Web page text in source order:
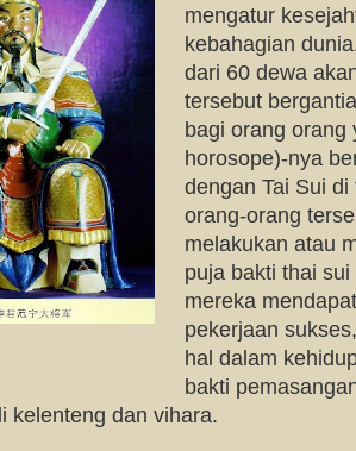
mengatur
kebahagian
dari 60 dewa
tersebut
bagi orang orang
horosope)-nya
dengan Tai Sui
orang-orang
melakukan atau
puja bakti thai
mereka
pekerjaan
hal dalam
bakti
kelenteng dan vihara.